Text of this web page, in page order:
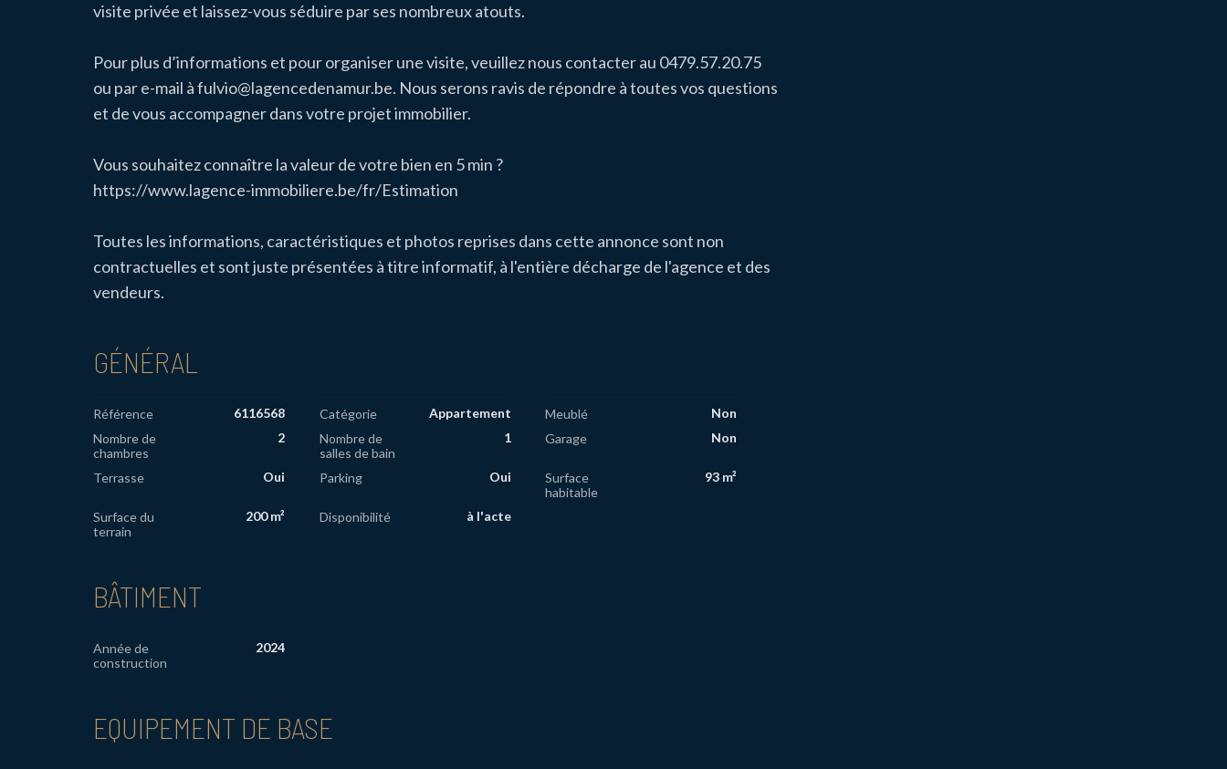
visite privée et laissez-vous séduire par ses nombreux atouts.
Pour plus d’informations et pour organiser une visite, veuillez nous contacter au 0479.57.20.75
ou par e-mail à fulvio@lagencedenamur.be. Nous serons ravis de répondre à toutes vos questions
et de vous accompagner dans votre projet immobilier.
Vous souhaitez connaître la valeur de votre bien en 5 min ?
https://www.lagence-immobiliere.be/fr/Estimation
Toutes les informations, caractéristiques et photos reprises dans cette annonce sont non
contractuelles et sont juste présentées à titre informatif, à l'entière décharge de l'agence et des
vendeurs.
GÉNÉRAL
Référence 6116568 Catégorie Appartement Meublé
Non
Nombre de
chambres
2
Nombre de
salles de bain
1 Garage Non
Terrasse Oui Parking Oui
Surface
habitable
93 m²
Surface du
terrain
200 m² Disponibilité à l'acte
BÂTIMENT
Année de
construction
2024
EQUIPEMENT DE BASE